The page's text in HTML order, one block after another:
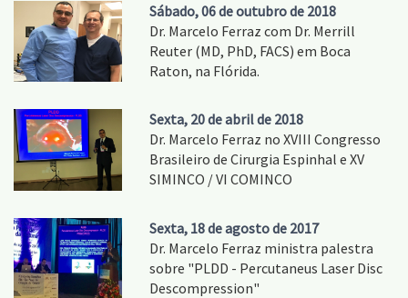
Sábado, 06 de outubro de 2018
Dr. Marcelo Ferraz com Dr. Merrill
Reuter (MD, PhD, FACS) em Boca
Raton, na Flórida.
Sexta, 20 de abril de 2018
Dr. Marcelo Ferraz no XVIII Congresso
Brasileiro de Cirurgia Espinhal e XV
SIMINCO / VI COMINCO
Sexta, 18 de agosto de 2017
Dr. Marcelo Ferraz ministra palestra
sobre "PLDD - Percutaneus Laser Disc
Descompression"